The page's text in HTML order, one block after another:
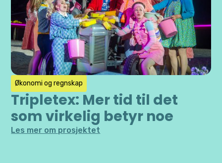
Økonomi og regnskap
Tripletex: Mer tid til det
som virkelig betyr noe
Les mer om prosjektet